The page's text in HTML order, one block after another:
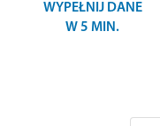
WYPEŁNIJ DANE
W 5 MIN.